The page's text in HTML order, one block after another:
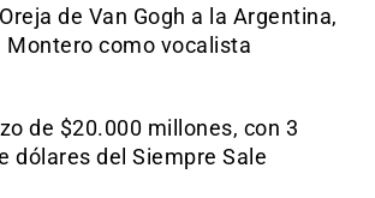
de Van Gogh a la Argentina,
Montero como vocalista
de $20.000 millones, con 3
dólares del Siempre Sale